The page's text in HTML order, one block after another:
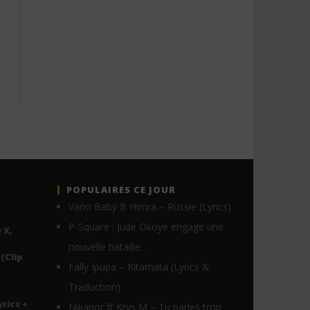
+
POPULAIRES CE JOUR
Vano Baby ft Himra – Russie (Lyrics)
P-Square : Jude Okoye engage une
nouvelle bataille…
Fally Ipupa – Kitamata (Lyrics &
Traduction)
Nikanor ft Krys M – Tu parles trop